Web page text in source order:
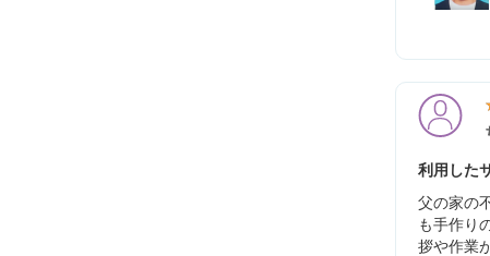
利用した
父の家の
も手作り
拶や作業